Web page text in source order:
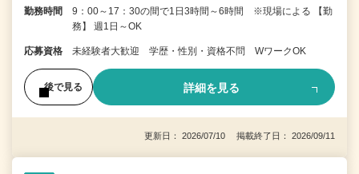
勤務時間
9：00～17：30の間で1日3時間～6時間 ※現場による 【勤
務】 週1日～OK
応募資格 未経験者大歓迎 学歴・性別・資格不問 WワークOK
後で見る 詳細を見る
更新日： 2026/07/10 掲載終了日： 2026/09/11